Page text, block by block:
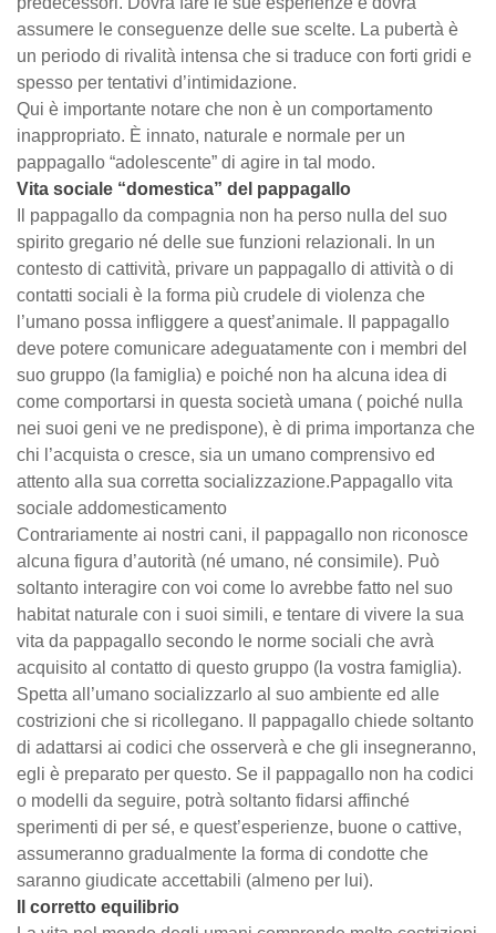
assumere le conseguenze delle sue scelte. La pubertà è
un periodo di rivalità intensa che si traduce con forti gridi e
spesso per tentativi d’intimidazione.
Qui è importante notare che non è un comportamento
inappropriato. È innato, naturale e normale per un
pappagallo “adolescente” di agire in tal modo.
Vita sociale “domestica” del pappagallo
Il pappagallo da compagnia non ha perso nulla del suo
spirito gregario né delle sue funzioni relazionali. In un
contesto di cattività, privare un pappagallo di attività o di
contatti sociali è la forma più crudele di violenza che
l’umano possa infliggere a quest’animale. Il pappagallo
deve potere comunicare adeguatamente con i membri del
suo gruppo (la famiglia) e poiché non ha alcuna idea di
come comportarsi in questa società umana ( poiché nulla
nei suoi geni ve ne predispone), è di prima importanza che
chi l’acquista o cresce, sia un umano comprensivo ed
attento alla sua corretta socializzazione.Pappagallo vita
sociale addomesticamento
Contrariamente ai nostri cani, il pappagallo non riconosce
alcuna figura d’autorità (né umano, né consimile). Può
soltanto interagire con voi come lo avrebbe fatto nel suo
habitat naturale con i suoi simili, e tentare di vivere la sua
vita da pappagallo secondo le norme sociali che avrà
acquisito al contatto di questo gruppo (la vostra famiglia).
Spetta all’umano socializzarlo al suo ambiente ed alle
costrizioni che si ricollegano. Il pappagallo chiede soltanto
di adattarsi ai codici che osserverà e che gli insegneranno,
egli è preparato per questo. Se il pappagallo non ha codici
o modelli da seguire, potrà soltanto fidarsi affinché
sperimenti di per sé, e quest’esperienze, buone o cattive,
assumeranno gradualmente la forma di condotte che
saranno giudicate accettabili (almeno per lui).
Il corretto equilibrio